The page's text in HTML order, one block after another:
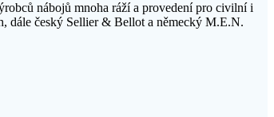
nábojů mnoha ráží a provedení pro civilní i
dále český Sellier & Bellot a německý M.E.N.